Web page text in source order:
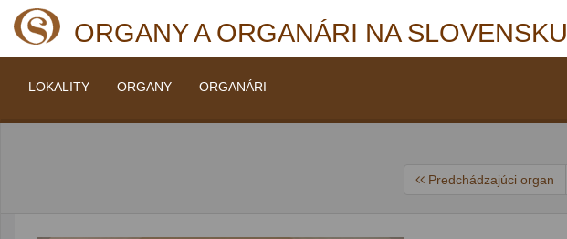
ORGANY A ORGANÁRI NA SLOVENSKU
LOKALITY ORGANY ORGANÁRI
Predchádzajúci organ